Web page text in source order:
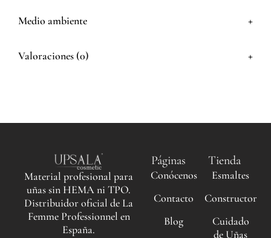
Medio ambiente +
Valoraciones (0) +
Material profesional para
uñas sin HEMA ni TPO.
Distribuidor oficial de La
Femme Professionnel en
España.
Páginas
Conócenos
Contacto
Blog
Tienda
Esmaltes
Constructor
Cuidado
de Uñas